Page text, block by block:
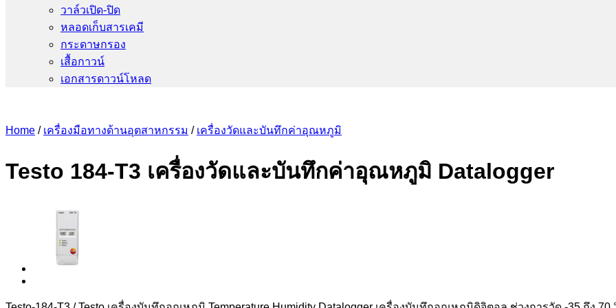
วาล์วเปิด-ปิด
หลอดเก็บสารเคมี
กระดาษกรอง
เสื้อกาวน์
เอกสารดาวน์โหลด
Home / เครื่องมือทางด้านอุตสาหกรรม / เครื่องวัดและบันทึกค่าอุณหภูมิ
Testo 184-T3 เครื่องวัดและบันทึกค่าอุณหภูมิ Datalogger